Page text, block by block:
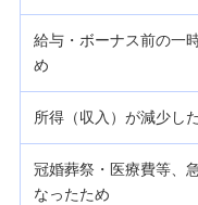
クレジットカー
法？違法性・リ
おまとめローン
査、おすすめの
お金が欲しいと
給与・ボーナス前の一
め
所得（収入）が減少し
冠婚葬祭・医療費等、
なったため